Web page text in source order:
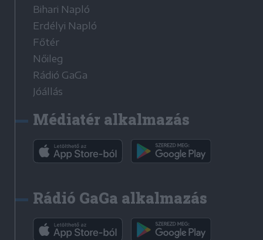
Bihari Napló
Erdélyi Napló
Főtér
Nőileg
Rádió GaGa
Jóállás
Médiatér alkalmazás
Rádió GaGa alkalmazás